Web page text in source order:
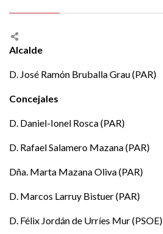
Alcalde
D. José Ramón Bruballa Grau (PAR)
Concejales
D. Daniel-Ionel Rosca (PAR)
D. Rafael Salamero Mazana (PAR)
Dña. Marta Mazana Oliva (PAR)
D. Marcos Larruy Bistuer (PAR)
D. Félix Jordán de Urríes Mur (PSOE)